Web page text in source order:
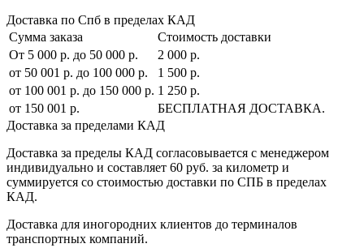
Доставка по Спб в пределах КАД
Сумма заказа
Стоимость доставки
От 5 000 р. до 50 000 р.
2 000 р.
от 50 001 р. до 100 000 р.
1 500 р.
от 100 001 р. до 150 000 р. 1 250 р.
от 150 001 р.
БЕСПЛАТНАЯ ДОСТАВКА.
Доставка за пределами КАД
Доставка за пределы КАД согласовывается с менеджером
индивидуально и составляет 60 руб. за километр и
суммируется со стоимостью доставки по СПБ в пределах
КАД.
Доставка для иногородних клиентов до терминалов
транспортных компаний.